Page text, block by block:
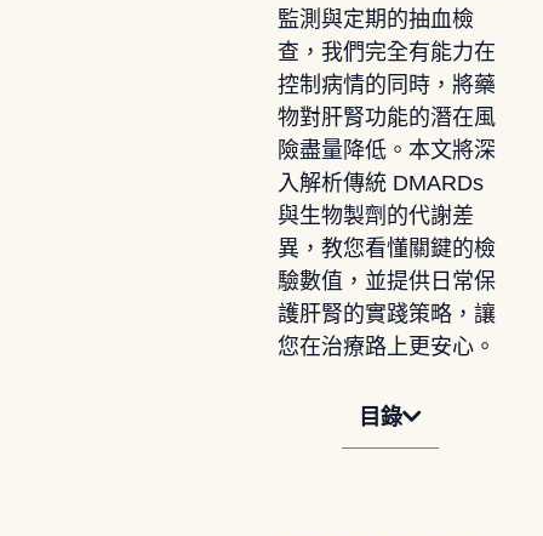
監測與定期的抽血檢
查，我們完全有能力在
控制病情的同時，將藥
物對肝腎功能的潛在風
險盡量降低。本文將深
入解析傳統 DMARDs
與生物製劑的代謝差
異，教您看懂關鍵的檢
驗數值，並提供日常保
護肝腎的實踐策略，讓
您在治療路上更安心。
目錄